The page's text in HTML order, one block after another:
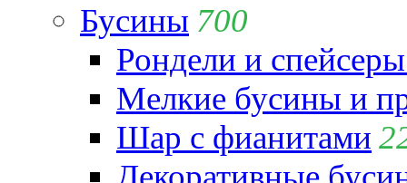
Бусины 700
Рондели и
Мелкие бусины и
Шар с фианитами